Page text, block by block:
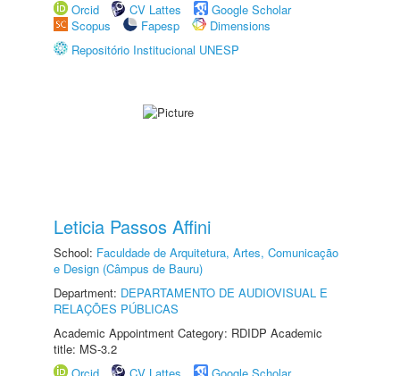
Orcid
CV Lattes
Google Scholar
Scopus
Fapesp
Dimensions
Repositório Institucional UNESP
Leticia Passos Affini
School: Faculdade de Arquitetura, Artes, Comunicação
e Design (Câmpus de Bauru)
Department: DEPARTAMENTO DE AUDIOVISUAL E
RELAÇÕES PÚBLICAS
Academic Appointment Category: RDIDP Academic
title: MS-3.2